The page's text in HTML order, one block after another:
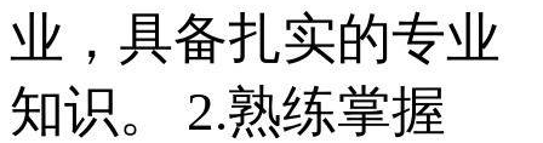
业，具备扎实的专业
知识。 2.熟练掌握